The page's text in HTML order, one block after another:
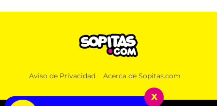
FIFA niega que Infantino hizo millonaria a una
Aviso de Privacidad Acerca de Sopitas.com
x